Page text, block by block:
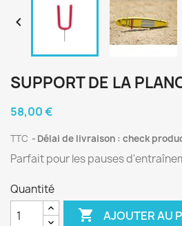

SUPPORT DE LA
58,00 €
TTC Délai de livraison : check
Parfait pour les pauses
Quantité
 AJOUTER AU